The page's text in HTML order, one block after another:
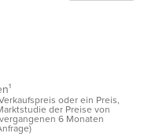
oder ein Preis,
der Preise von
6 Monaten